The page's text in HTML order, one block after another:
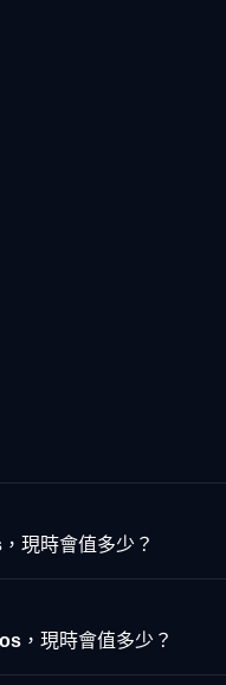
現時會值多少？
，現時會值多少？